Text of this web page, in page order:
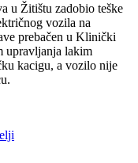
u Žitištu zadobio teške
vozila na
prebačen u Klinički
upravljanja lakim
kacigu, a vozilo nije